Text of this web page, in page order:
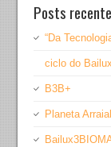
Posts
“Da
ciclo do Bailux
B3B+
Planeta